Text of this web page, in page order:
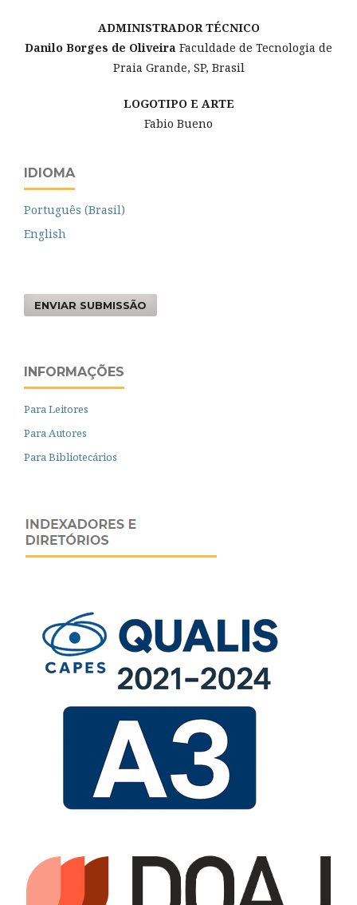
ADMINISTRADOR TÉCNICO
Danilo Borges de Oliveira Faculdade de Tecnologia de
Praia Grande, SP, Brasil
LOGOTIPO E ARTE
Fabio Bueno
IDIOMA
Português (Brasil)
English
ENVIAR SUBMISSÃO
INFORMAÇÕES
Para Leitores
Para Autores
Para Bibliotecários